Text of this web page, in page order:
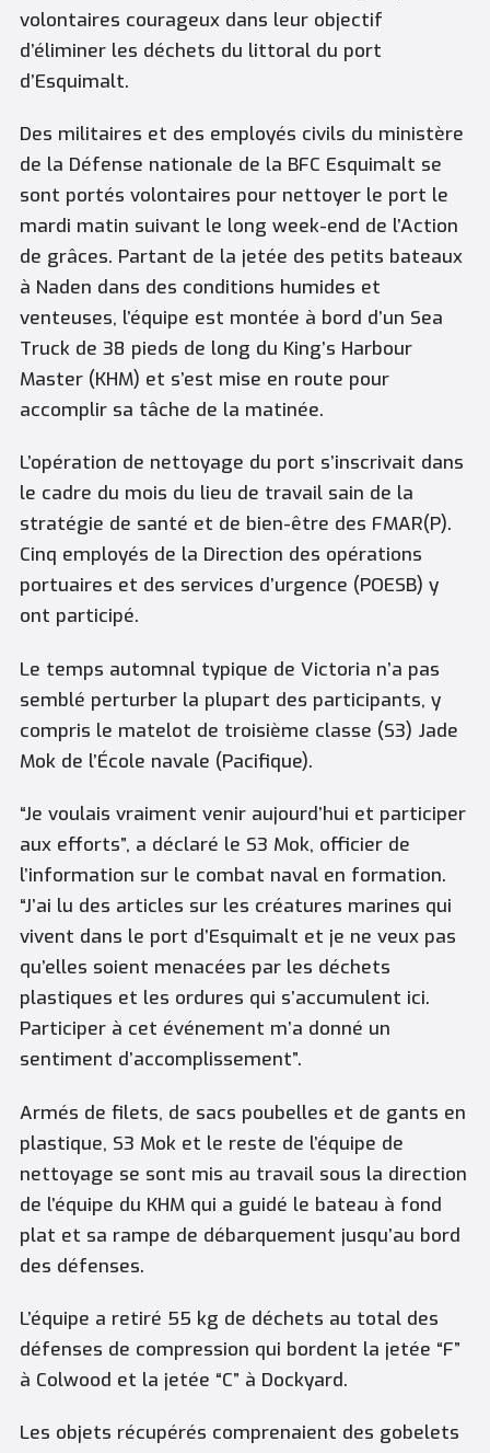
volontaires courageux dans leur objectif
d’éliminer les déchets du littoral du port
d’Esquimalt.
Des militaires et des employés civils du ministère
de la Défense nationale de la BFC Esquimalt se
sont portés volontaires pour nettoyer le port le
mardi matin suivant le long week-end de l’Action
de grâces. Partant de la jetée des petits bateaux
à Naden dans des conditions humides et
venteuses, l’équipe est montée à bord d’un Sea
Truck de 38 pieds de long du King’s Harbour
Master (KHM) et s’est mise en route pour
accomplir sa tâche de la matinée.
L’opération de nettoyage du port s’inscrivait dans
le cadre du mois du lieu de travail sain de la
stratégie de santé et de bien-être des FMAR(P).
Cinq employés de la Direction des opérations
portuaires et des services d’urgence (POESB) y
ont participé.
Le temps automnal typique de Victoria n’a pas
semblé perturber la plupart des participants, y
compris le matelot de troisième classe (S3) Jade
Mok de l’École navale (Pacifique).
“Je voulais vraiment venir aujourd’hui et participer
aux efforts”, a déclaré le S3 Mok, officier de
l’information sur le combat naval en formation.
“J’ai lu des articles sur les créatures marines qui
vivent dans le port d’Esquimalt et je ne veux pas
qu’elles soient menacées par les déchets
plastiques et les ordures qui s’accumulent ici.
Participer à cet événement m’a donné un
sentiment d’accomplissement”.
Armés de filets, de sacs poubelles et de gants en
plastique, S3 Mok et le reste de l’équipe de
nettoyage se sont mis au travail sous la direction
de l’équipe du KHM qui a guidé le bateau à fond
plat et sa rampe de débarquement jusqu’au bord
des défenses.
L’équipe a retiré 55 kg de déchets au total des
défenses de compression qui bordent la jetée “F”
à Colwood et la jetée “C” à Dockyard.
Les objets récupérés comprenaient des gobelets